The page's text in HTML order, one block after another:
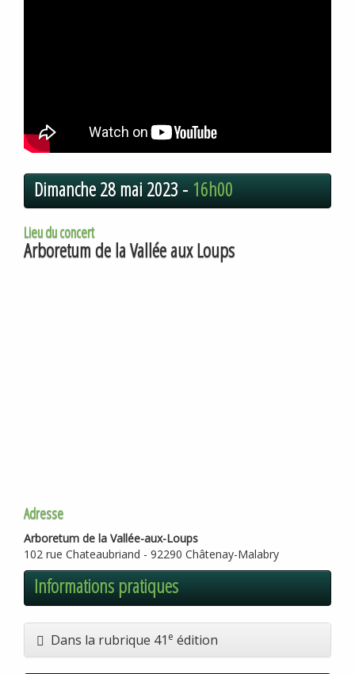
Dimanche 28 mai 2023 - 16h00
Lieu du concert
Arboretum de la Vallée aux Loups
Adresse
Arboretum de la Vallée-aux-Loups
102 rue Chateaubriand - 92290 Châtenay-Malabry
Informations pratiques
Dans la rubrique 41 e édition